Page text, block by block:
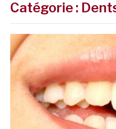
Catégorie :